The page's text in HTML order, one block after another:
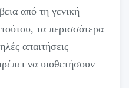
από τη γενική
τα περισσότερα
απαιτήσεις
να υιοθετήσουν